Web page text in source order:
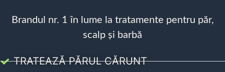
Brandul nr. 1 în lume la tratamente pentru păr,
scalp și barbă
TRATEAZĂ PĂRUL CĂRUNT